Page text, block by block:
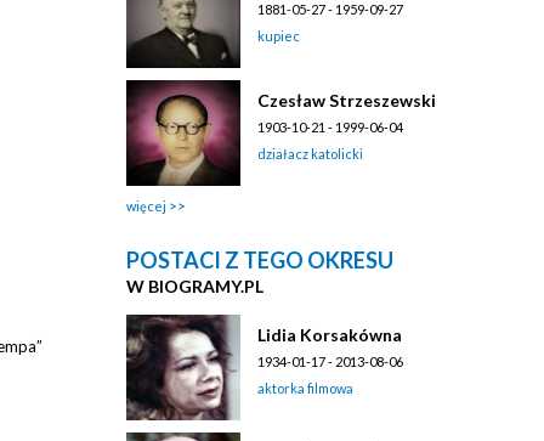
1881-05-27 - 1959-09-27
kupiec
Czesław Strzeszewski
1903-10-21 - 1999-06-04
działacz katolicki
więcej
POSTACI Z TEGO OKRESU
W BIOGRAMY.PL
Lidia Korsakówna
1934-01-17 - 2013-08-06
aktorka filmowa